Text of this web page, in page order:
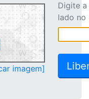
imagem]
Digite
lado no